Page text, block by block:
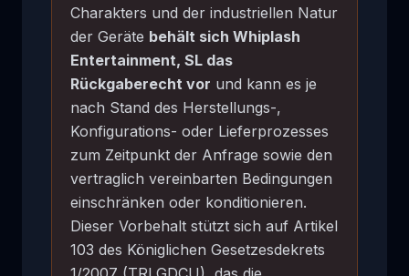
Charakters und der industriellen Natur
der Geräte behält sich Whiplash
Entertainment, SL das
Rückgaberecht vor und kann es je
nach Stand des Herstellungs-,
Konfigurations- oder Lieferprozesses
zum Zeitpunkt der Anfrage sowie den
vertraglich vereinbarten Bedingungen
einschränken oder konditionieren.
Dieser Vorbehalt stützt sich auf Artikel
103 des Königlichen Gesetzesdekrets